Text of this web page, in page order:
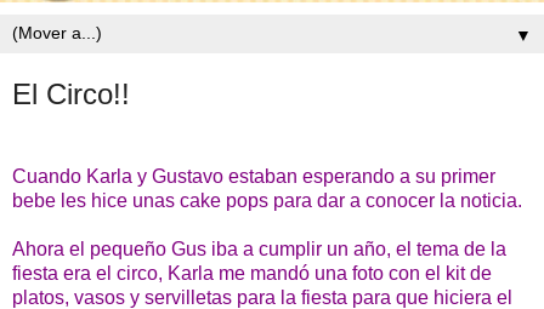
▼
El Circo!!
Cuando Karla y Gustavo estaban esperando a su primer
bebe les hice unas cake pops para dar a conocer la noticia.
Ahora el pequeño Gus iba a cumplir un año, el tema de la
fiesta era el circo, Karla me mandó una foto con el kit de
platos, vasos y servilletas para la fiesta para que hiciera el